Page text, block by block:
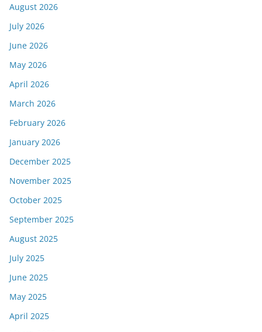
August 2026
July 2026
June 2026
May 2026
April 2026
March 2026
February 2026
January 2026
December 2025
November 2025
October 2025
September 2025
August 2025
July 2025
June 2025
May 2025
April 2025